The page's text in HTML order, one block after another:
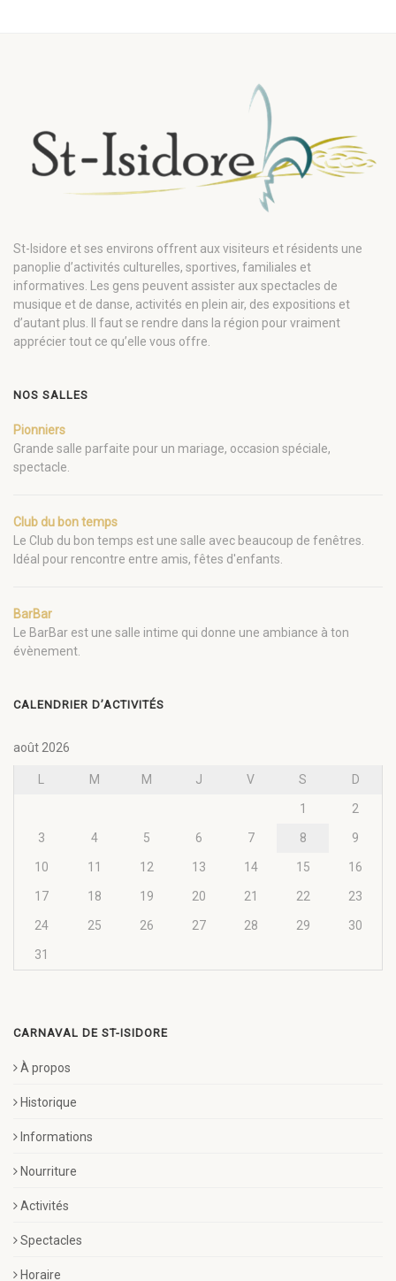
St-Isidore et ses environs offrent aux visiteurs et résidents une
panoplie d’activités culturelles, sportives, familiales et
informatives. Les gens peuvent assister aux spectacles de
musique et de danse, activités en plein air, des expositions et
d’autant plus. Il faut se rendre dans la région pour vraiment
apprécier tout ce qu’elle vous offre.
NOS SALLES
Pionniers
Grande salle parfaite pour un mariage, occasion spéciale,
spectacle.
Club du bon temps
Le Club du bon temps est une salle avec beaucoup de fenêtres.
Idéal pour rencontre entre amis, fêtes d'enfants.
BarBar
Le BarBar est une salle intime qui donne une ambiance à ton
évènement.
CALENDRIER D’ACTIVITÉS
août 2026
L M M J V S D
1 2
3 4 5 6 7 8 9
10 11 12 13 14 15 16
17 18 19 20 21 22 23
24 25 26 27 28 29 30
31
CARNAVAL DE ST-ISIDORE
À propos
Historique
Informations
Nourriture
Activités
Spectacles
Horaire